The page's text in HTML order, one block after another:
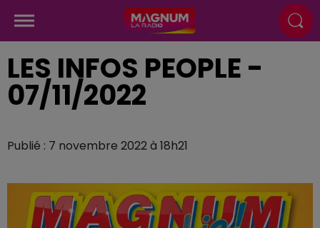
LES INFOS PEOPLE -
07/11/2022
Publié : 7 novembre 2022 à 18h21